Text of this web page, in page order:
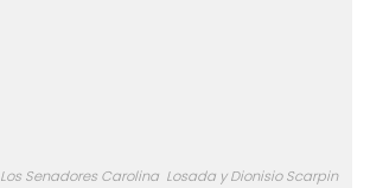
Los Senadores Carolina Losada y Dionisio Scarpin